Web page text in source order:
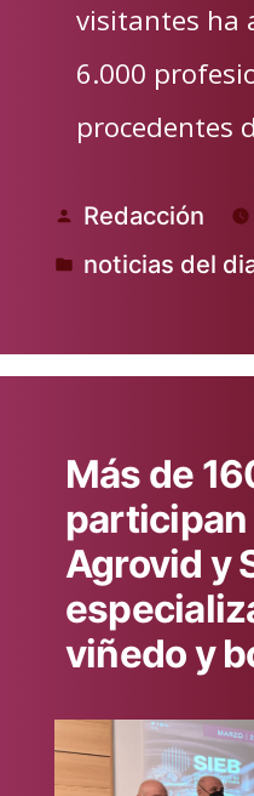
visitantes ha
6.000
procedentes
Publicado
por
Redacción
Publicado
noticias del
Más de
participan
Agrovid y
viñedo y